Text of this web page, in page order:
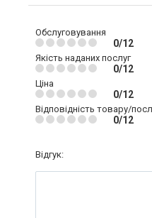
Обслуговування
0/12
Якість наданих послуг
0/12
Ціна
0/12
Відповідність товару/
0/12
Відгук: